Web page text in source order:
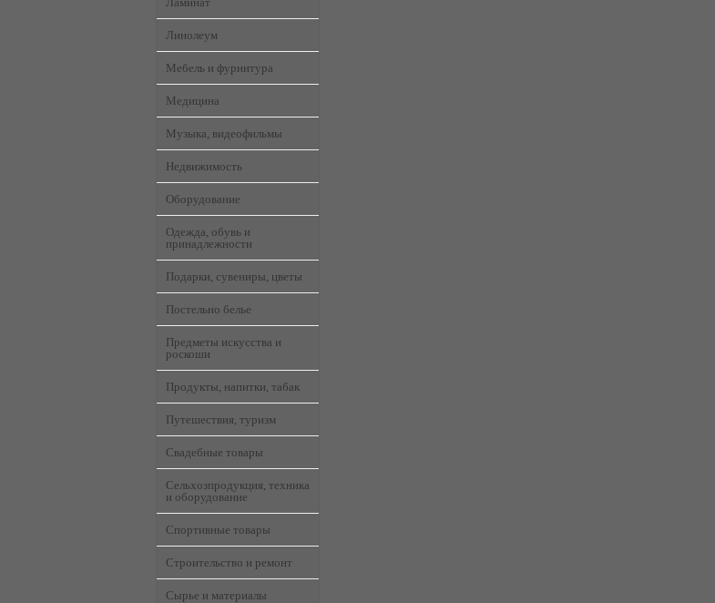
Линолеум
Мебель и фурнитура
Медицина
Музыка, видеофильмы
Недвижимость
Оборудование
Одежда, обувь и
принадлежности
Подарки, сувениры, цветы
Постельно белье
Предметы искусства и
роскоши
Продукты, напитки, табак
Путешествия, туризм
Свадебные товары
Сельхозпродукция, техника
и оборудование
Спортивные товары
Строительство и ремонт
Сырье и материалы